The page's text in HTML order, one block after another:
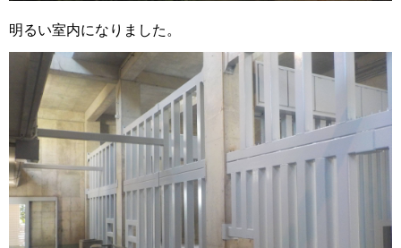
明るい室内になりました。